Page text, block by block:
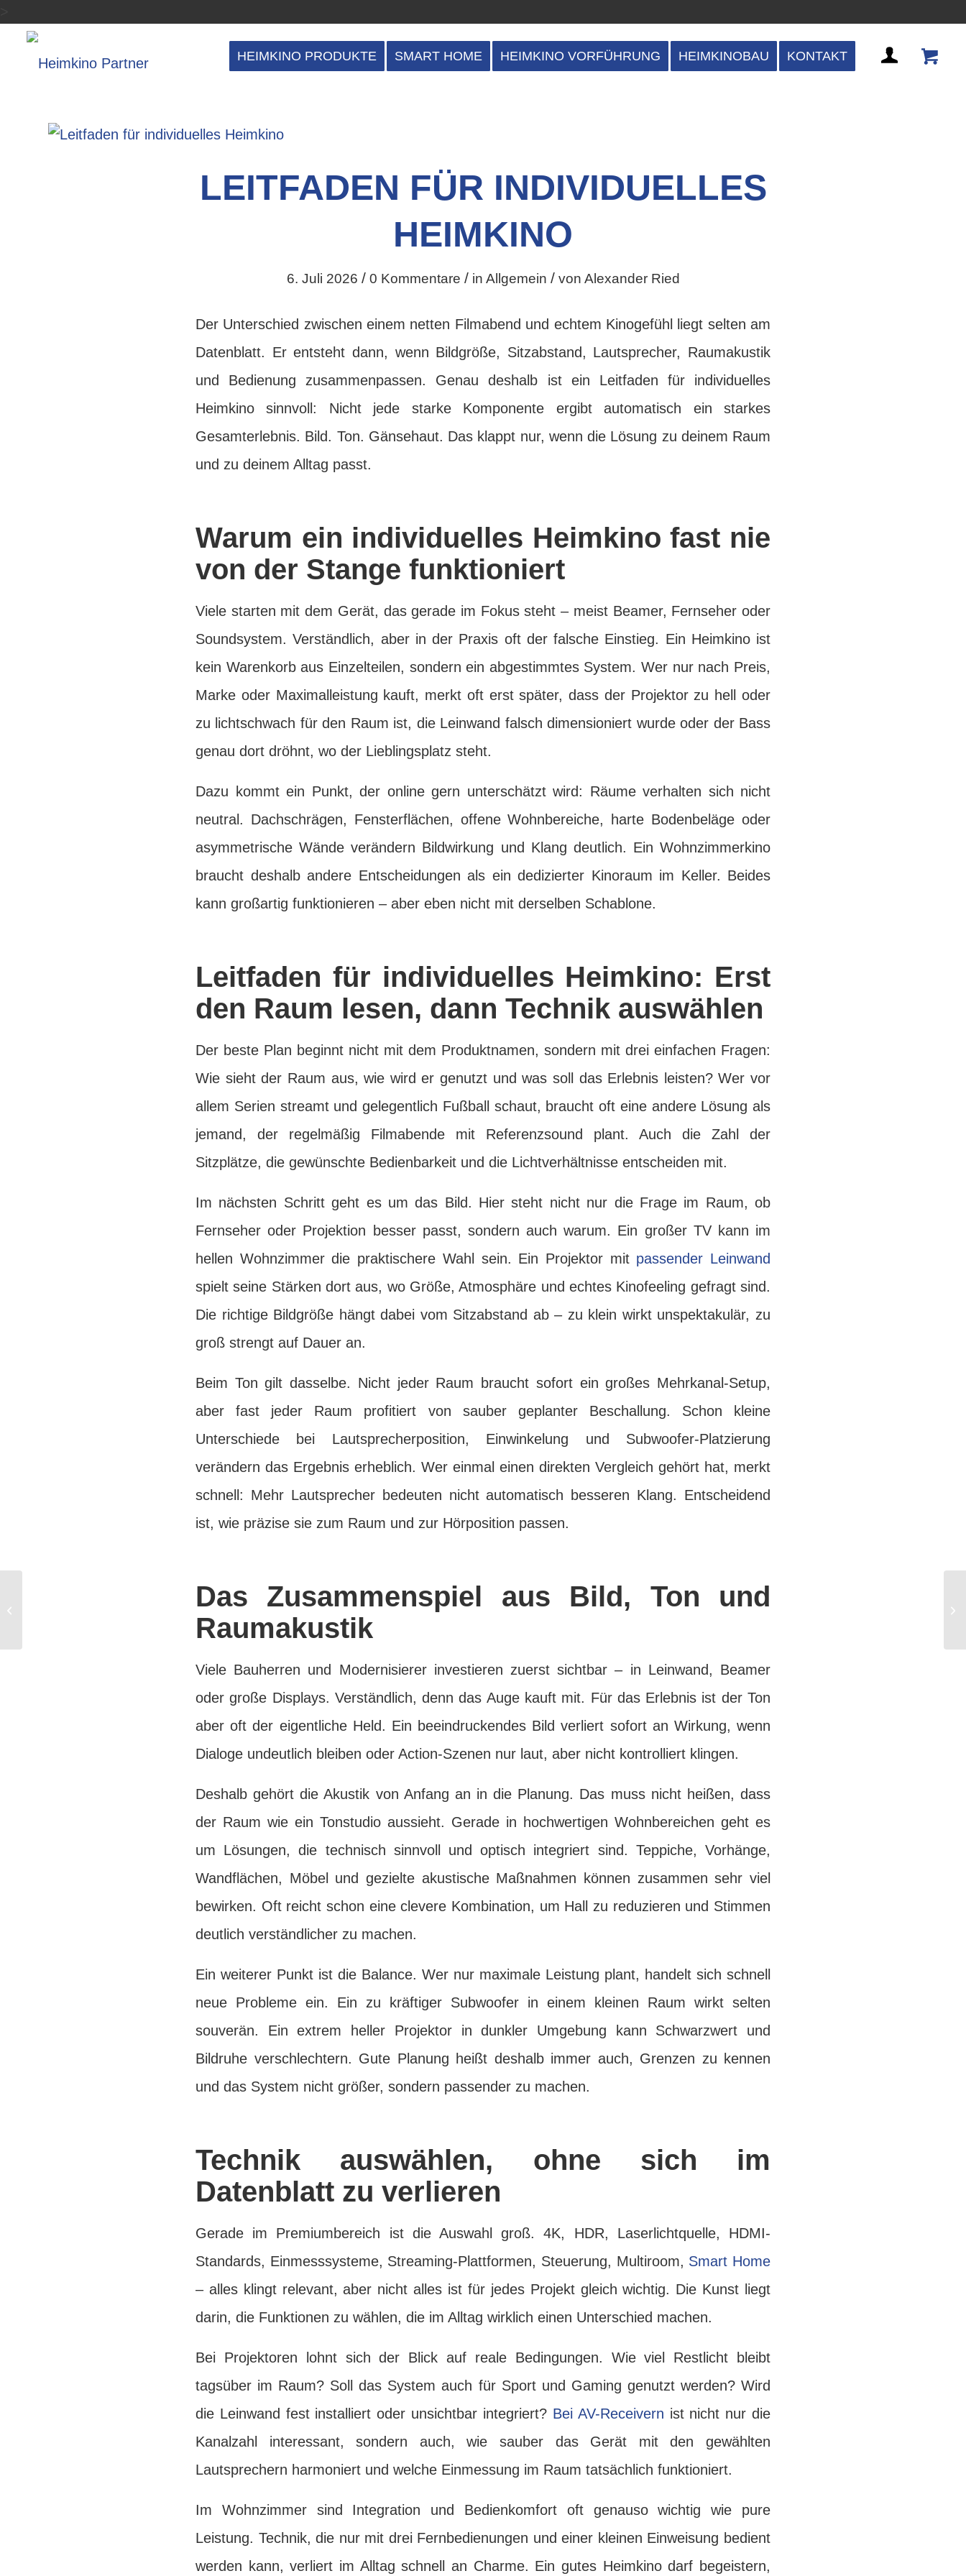
HEIMKINO PRODUKTE SMART HOME HEIMKINO VORFÜHRUNG HEIMKINOBAU KONTAKT
LEITFADEN FÜR INDIVIDUELLES
HEIMKINO
6. Juli 2026 / 0 Kommentare / in Allgemein / von Alexander Ried
Der Unterschied zwischen einem netten Filmabend und echtem Kinogefühl liegt selten am
Datenblatt. Er entsteht dann, wenn Bildgröße, Sitzabstand, Lautsprecher, Raumakustik
und Bedienung zusammenpassen. Genau deshalb ist ein Leitfaden für individuelles
Heimkino sinnvoll: Nicht jede starke Komponente ergibt automatisch ein starkes
Gesamterlebnis. Bild. Ton. Gänsehaut. Das klappt nur, wenn die Lösung zu deinem Raum
und zu deinem Alltag passt.
Warum ein individuelles Heimkino fast nie
von der Stange funktioniert
Viele starten mit dem Gerät, das gerade im Fokus steht – meist Beamer, Fernseher oder
Soundsystem. Verständlich, aber in der Praxis oft der falsche Einstieg. Ein Heimkino ist
kein Warenkorb aus Einzelteilen, sondern ein abgestimmtes System. Wer nur nach Preis,
Marke oder Maximalleistung kauft, merkt oft erst später, dass der Projektor zu hell oder
zu lichtschwach für den Raum ist, die Leinwand falsch dimensioniert wurde oder der Bass
genau dort dröhnt, wo der Lieblingsplatz steht.
Dazu kommt ein Punkt, der online gern unterschätzt wird: Räume verhalten sich nicht
neutral. Dachschrägen, Fensterflächen, offene Wohnbereiche, harte Bodenbeläge oder
asymmetrische Wände verändern Bildwirkung und Klang deutlich. Ein Wohnzimmerkino
braucht deshalb andere Entscheidungen als ein dedizierter Kinoraum im Keller. Beides
kann großartig funktionieren – aber eben nicht mit derselben Schablone.
Leitfaden für individuelles Heimkino: Erst
den Raum lesen, dann Technik auswählen
Der beste Plan beginnt nicht mit dem Produktnamen, sondern mit drei einfachen Fragen:
Wie sieht der Raum aus, wie wird er genutzt und was soll das Erlebnis leisten? Wer vor
allem Serien streamt und gelegentlich Fußball schaut, braucht oft eine andere Lösung als
jemand, der regelmäßig Filmabende mit Referenzsound plant. Auch die Zahl der
Sitzplätze, die gewünschte Bedienbarkeit und die Lichtverhältnisse entscheiden mit.
Im nächsten Schritt geht es um das Bild. Hier steht nicht nur die Frage im Raum, ob
Fernseher oder Projektion besser passt, sondern auch warum. Ein großer TV kann im
hellen Wohnzimmer die praktischere Wahl sein. Ein Projektor mit passender Leinwand
spielt seine Stärken dort aus, wo Größe, Atmosphäre und echtes Kinofeeling gefragt sind.
Die richtige Bildgröße hängt dabei vom Sitzabstand ab – zu klein wirkt unspektakulär, zu
groß strengt auf Dauer an.
Beim Ton gilt dasselbe. Nicht jeder Raum braucht sofort ein großes Mehrkanal-Setup,
aber fast jeder Raum profitiert von sauber geplanter Beschallung. Schon kleine
Unterschiede bei Lautsprecherposition, Einwinkelung und Subwoofer-Platzierung
verändern das Ergebnis erheblich. Wer einmal einen direkten Vergleich gehört hat, merkt
schnell: Mehr Lautsprecher bedeuten nicht automatisch besseren Klang. Entscheidend
ist, wie präzise sie zum Raum und zur Hörposition passen.
Das Zusammenspiel aus Bild, Ton und
Raumakustik
Viele Bauherren und Modernisierer investieren zuerst sichtbar – in Leinwand, Beamer
oder große Displays. Verständlich, denn das Auge kauft mit. Für das Erlebnis ist der Ton
aber oft der eigentliche Held. Ein beeindruckendes Bild verliert sofort an Wirkung, wenn
Dialoge undeutlich bleiben oder Action-Szenen nur laut, aber nicht kontrolliert klingen.
Deshalb gehört die Akustik von Anfang an in die Planung. Das muss nicht heißen, dass
der Raum wie ein Tonstudio aussieht. Gerade in hochwertigen Wohnbereichen geht es
um Lösungen, die technisch sinnvoll und optisch integriert sind. Teppiche, Vorhänge,
Wandflächen, Möbel und gezielte akustische Maßnahmen können zusammen sehr viel
bewirken. Oft reicht schon eine clevere Kombination, um Hall zu reduzieren und Stimmen
deutlich verständlicher zu machen.
Ein weiterer Punkt ist die Balance. Wer nur maximale Leistung plant, handelt sich schnell
neue Probleme ein. Ein zu kräftiger Subwoofer in einem kleinen Raum wirkt selten
souverän. Ein extrem heller Projektor in dunkler Umgebung kann Schwarzwert und
Bildruhe verschlechtern. Gute Planung heißt deshalb immer auch, Grenzen zu kennen
und das System nicht größer, sondern passender zu machen.
Technik auswählen, ohne sich im
Datenblatt zu verlieren
Gerade im Premiumbereich ist die Auswahl groß. 4K, HDR, Laserlichtquelle, HDMI-
Standards, Einmesssysteme, Streaming-Plattformen, Steuerung, Multiroom, Smart Home
– alles klingt relevant, aber nicht alles ist für jedes Projekt gleich wichtig. Die Kunst liegt
darin, die Funktionen zu wählen, die im Alltag wirklich einen Unterschied machen.
Bei Projektoren lohnt sich der Blick auf reale Bedingungen. Wie viel Restlicht bleibt
tagsüber im Raum? Soll das System auch für Sport und Gaming genutzt werden? Wird
die Leinwand fest installiert oder unsichtbar integriert? Bei AV-Receivern ist nicht nur die
Kanalzahl interessant, sondern auch, wie sauber das Gerät mit den gewählten
Lautsprechern harmoniert und welche Einmessung im Raum tatsächlich funktioniert.
Im Wohnzimmer sind Integration und Bedienkomfort oft genauso wichtig wie pure
Leistung. Technik, die nur mit drei Fernbedienungen und einer kleinen Einweisung bedient
werden kann, verliert im Alltag schnell an Charme. Ein gutes Heimkino darf begeistern,